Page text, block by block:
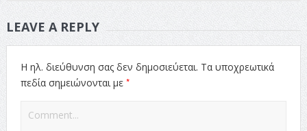
LEAVE A REPLY
Η ηλ. διεύθυνση σας δεν δημοσιεύεται. Τα υποχρεωτικά
πεδία σημειώνονται με *